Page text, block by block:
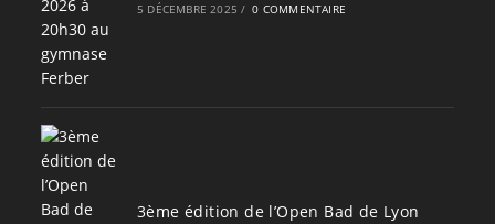
5 DÉCEMBRE 2025 / 0 COMMENTAIRE
3ème édition de l’Open Bad de Lyon